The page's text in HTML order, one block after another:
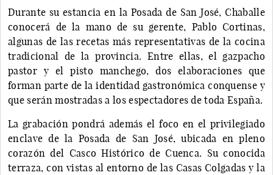
Durante su estancia en la Posada de San José, Chaballe
conocerá de la mano de su gerente, Pablo Cortinas,
algunas de las recetas más representativas de la cocina
tradicional de la provincia. Entre ellas, el gazpacho
pastor y el pisto manchego, dos elaboraciones que
forman parte de la identidad gastronómica conquense y
que serán mostradas a los espectadores de toda España.
La grabación pondrá además el foco en el privilegiado
enclave de la Posada de San José, ubicada en pleno
corazón del Casco Histórico de Cuenca. Su conocida
terraza, con vistas al entorno de las Casas Colgadas y la